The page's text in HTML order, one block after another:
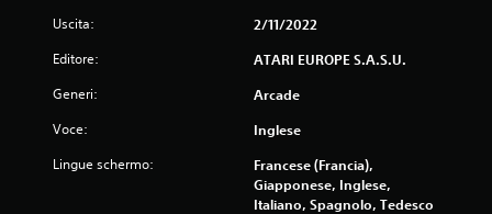
Uscita: 2/11/2022
Editore: ATARI EUROPE S.A.S.U.
Generi: Arcade
Voce: Inglese
Lingue schermo:
Francese (Francia),
Giapponese, Inglese,
Italiano, Spagnolo, Tedesco